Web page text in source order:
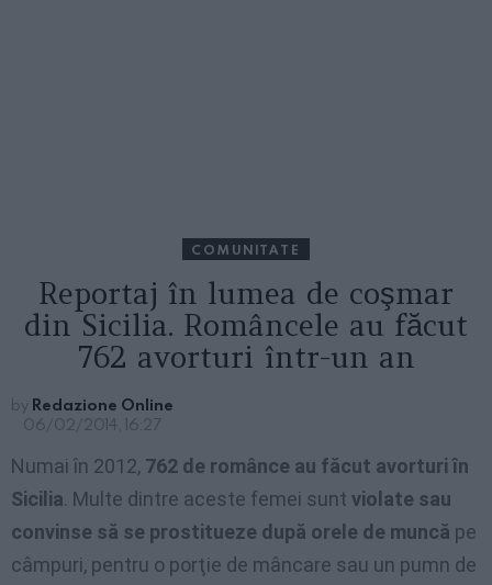
COMUNITATE
Reportaj în lumea de coşmar
din Sicilia. Româncele au făcut
762 avorturi într-un an
by Redazione Online
06/02/2014, 16:27
Numai în 2012, 762 de românce au făcut avorturi în
Sicilia. Multe dintre aceste femei sunt violate sau
convinse să se prostitueze după orele de muncă pe
câmpuri, pentru o porţie de mâncare sau un pumn de